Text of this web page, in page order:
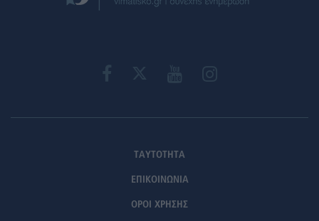
ΤΑΥΤΟΤΗΤΑ
ΕΠΙΚΟΙΝΩΝΙΑ
ΟΡΟΙ ΧΡΗΣΗΣ